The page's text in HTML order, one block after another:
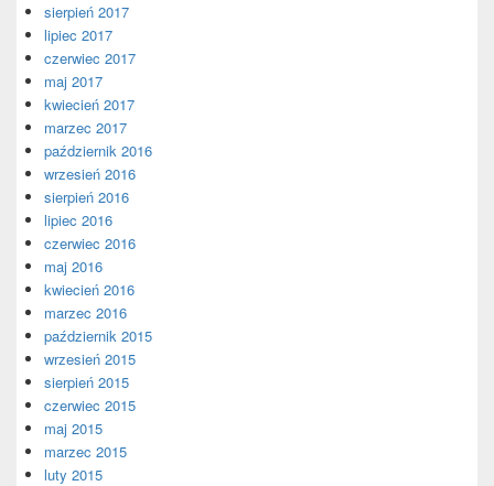
sierpień 2017
lipiec 2017
czerwiec 2017
maj 2017
kwiecień 2017
marzec 2017
październik 2016
wrzesień 2016
sierpień 2016
lipiec 2016
czerwiec 2016
maj 2016
kwiecień 2016
marzec 2016
październik 2015
wrzesień 2015
sierpień 2015
czerwiec 2015
maj 2015
marzec 2015
luty 2015